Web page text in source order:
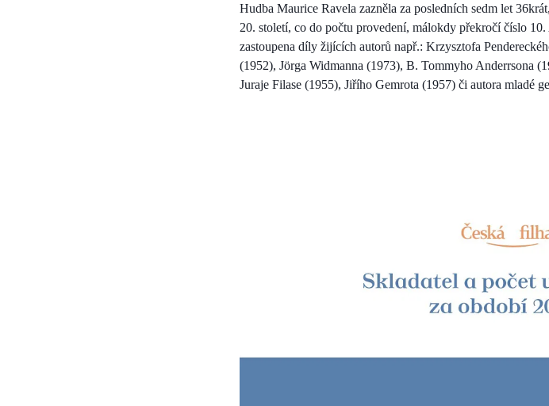
Hudba Maurice Ravela zazněla za posledních sedm let
20. století, co do počtu provedení, málokdy překročí číslo
zastoupena díly žijících autorů např.: Krzysztofa
(1952), Jörga Widmanna (1973), B. Tommyho Anderrsona
Juraje Filase (1955), Jiřího Gemrota (1957) či autora mladé